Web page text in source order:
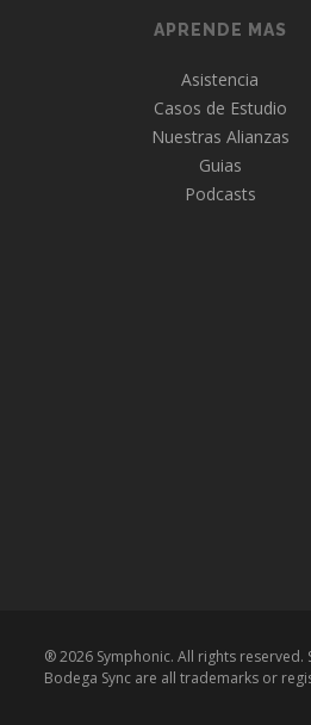
APRENDE MAS
Asistencia
Casos de Estudio
Nuestras Alianzas
Guias
Podcasts
® 2026 Symphonic. All rights reserved.
Bodega Sync are all trademarks or